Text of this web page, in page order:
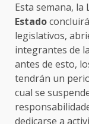
Esta semana, la
Estado
legislativos,
integrantes de
antes de esto,
tendrán un
cual se
dedicarse a